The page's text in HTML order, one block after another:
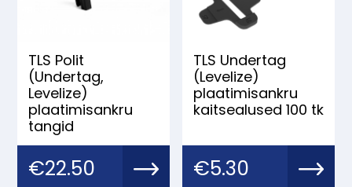
TLS Polit
(Undertag,
Levelize)
plaatimisankru
tangid
€22.50
TLS Undertag
(Levelize)
plaatimisankru
kaitsealused 100 tk
€5.30